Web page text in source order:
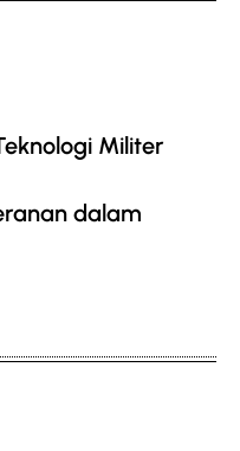
Militer
dalam